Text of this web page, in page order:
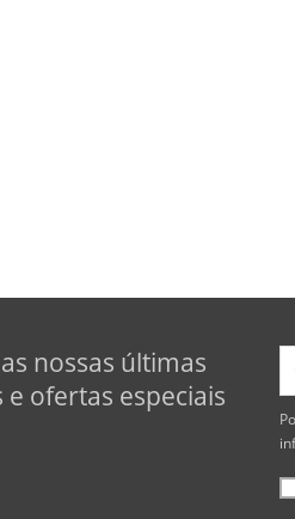
nossas últimas
ofertas especiais